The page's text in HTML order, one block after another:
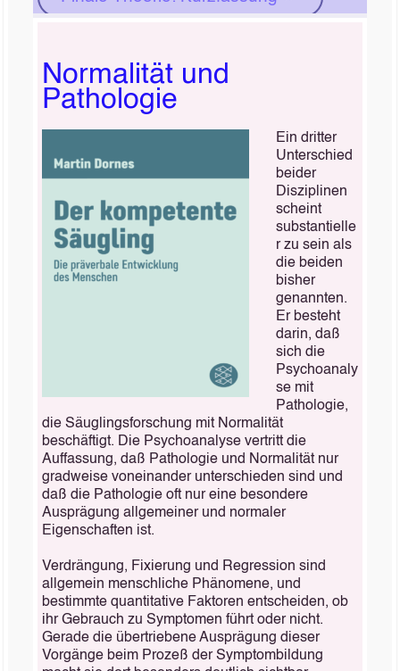
Normalität und
Pathologie
Ein dritter
Unterschied
beider
Disziplinen
scheint
substantielle
r zu sein als
die beiden
bisher
genannten.
Er besteht
darin, daß
sich die
Psychoanaly
se mit
Pathologie,
die Säuglingsforschung mit Normalität
beschäftigt. Die Psychoanalyse vertritt die
Auffassung, daß Pathologie und Normalität nur
gradweise voneinander unterschieden sind und
daß die Pathologie oft nur eine besondere
Ausprägung allgemeiner und normaler
Eigenschaften ist.
Verdrängung, Fixierung und Regression sind
allgemein menschliche Phänomene, und
bestimmte quantitative Faktoren entscheiden, ob
ihr Gebrauch zu Symptomen führt oder nicht.
Gerade die übertriebene Ausprägung dieser
Vorgänge beim Prozeß der Symptombildung